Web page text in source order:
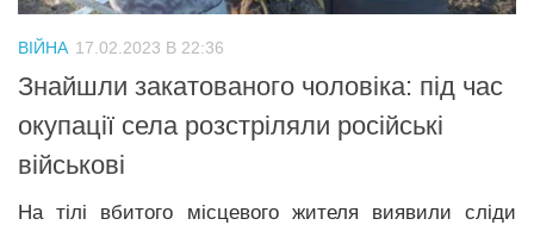
ВІЙНА 17.02.2023 В 22:36
Знайшли закатованого чоловіка: під час
окупації села розстріляли російські
військові
На тілі вбитого місцевого жителя виявили сліди